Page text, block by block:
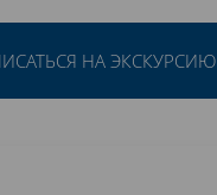
НА ЭКСКУРСИЮ